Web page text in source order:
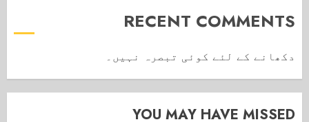
RECENT COMMENTS
دکھانے کے لئے کوئی تبصرہ نہیں۔
YOU MAY HAVE MISSED